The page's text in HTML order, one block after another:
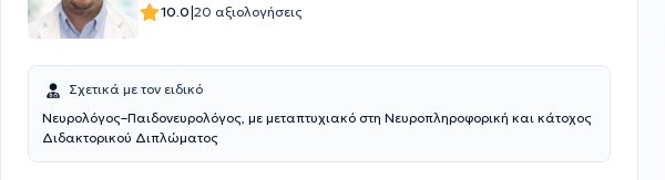
10.0|20 αξιολογήσεις
Σχετικά με τον ειδικό
Νευρολόγος–Παιδονευρολόγος, με μεταπτυχιακό στη Νευροπληροφορική και κάτοχος
Διδακτορικού Διπλώματος